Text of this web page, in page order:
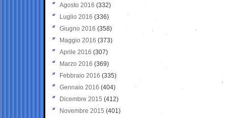
Agosto 2016 (332)
Luglio 2016 (336)
Giugno 2016 (358)
Maggio 2016 (373)
Aprile 2016 (307)
Marzo 2016 (369)
Febbraio 2016 (335)
Gennaio 2016 (404)
Dicembre 2015 (412)
Novembre 2015 (401)